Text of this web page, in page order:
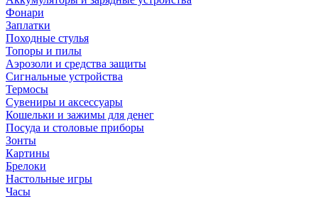
Фонари
Заплатки
Походные стулья
Топоры и пилы
Аэрозоли и средства защиты
Сигнальные устройства
Термосы
Сувениры и аксессуары
Кошельки и зажимы для денег
Посуда и столовые приборы
Зонты
Картины
Брелоки
Настольные игры
Часы